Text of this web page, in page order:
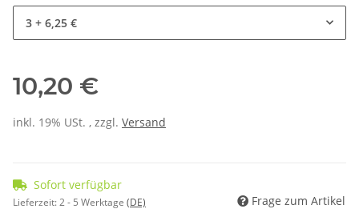
3 + 6,25 €
10,20 €
inkl. 19% USt. , zzgl. Versand
Sofort verfügbar
Lieferzeit:2 - 5 Werktage (DE) Frage zum Artikel